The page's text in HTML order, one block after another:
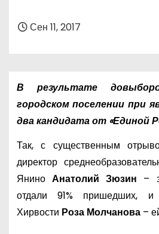
Сен 11, 2017
В результате
городском поселении при
два кандидата от «Единой
Так, с существенным
директор
Янино Анатолий Зюзин –
отдали 91% пришедших, и
Хирвости Роза Молчанова–